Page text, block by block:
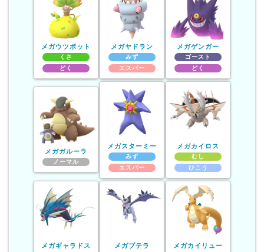
メガウツボット
くさ
どく
メガヤドラン
みず
エスパー
メガゲンガー
ゴースト
どく
メガガルーラ
ノーマル
メガスターミー
みず
エスパー
メガカイロス
むし
ひこう
メガギャラドス メガプテラ メガカイリュー